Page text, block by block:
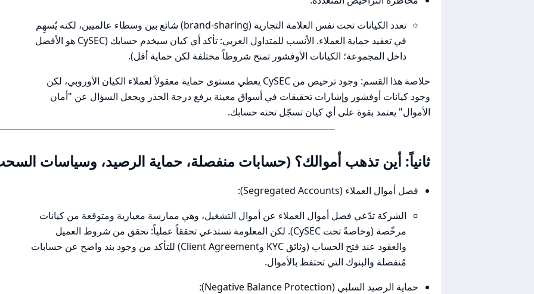
تعدد الكيانات تحت نفس العلامة التجارية (brand-sharing) شائع بين وسطاء عالميين، لكنه يُسهِم
في تعقيد حماية العملاء. الأنسب للمتداول العربي: تأكد أي كيان سيخدم حسابك (CySEC هو الأفضل
داخل المجموعة؛ الكيانات الأوفشور تمنح شروطاً مختلفة لكن حماية أقل).
خلاصة هذا القسم: وجود ترخيص من CySEC يعطي مستوى حماية معقولاً لعملاء الكيان الأوروبي، لكن
وجود كيانات أوفشور وإشارات تحقيقات في أسواق معينة يرفع درجة الحذر ويجعل السؤال عن "أمان
الأموال" يعتمد بقوة على أي كيان تسجّل تحته حسابك.
ثانياً: أين تذهب أموالك؟ (حسابات منفصلة، حماية الرصيد، وسياسات
فصل أموال العملاء (Segregated Accounts):
الشركة تدّعي فصل أموال العملاء عن أموال التشغيل، وهي ممارسة معيارية ومتوقعة من كيانات
مرخّصة (وخاصةً تحت CySEC). لكن المعلومة تستدعي تحققاً عملياً: تحقق من شروط العميل
والعقود عند فتح الحساب (وثائق KYC وClient Agreement) للتأكد من وجود بند واضح عن حسابات
مُنفصلة والبنوك التي تحتفظ بالأموال.
حماية الرصيد السلبي (Negative Balance Protection):